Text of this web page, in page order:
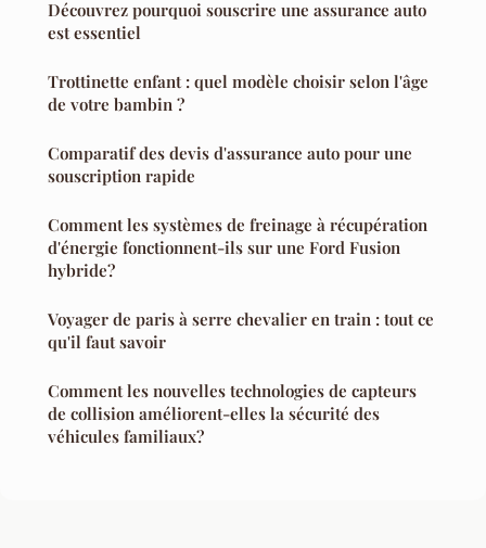
Découvrez pourquoi souscrire une assurance auto
est essentiel
Trottinette enfant : quel modèle choisir selon l'âge
de votre bambin ?
Comparatif des devis d'assurance auto pour une
souscription rapide
Comment les systèmes de freinage à récupération
d'énergie fonctionnent-ils sur une Ford Fusion
hybride?
Voyager de paris à serre chevalier en train : tout ce
qu'il faut savoir
Comment les nouvelles technologies de capteurs
de collision améliorent-elles la sécurité des
véhicules familiaux?